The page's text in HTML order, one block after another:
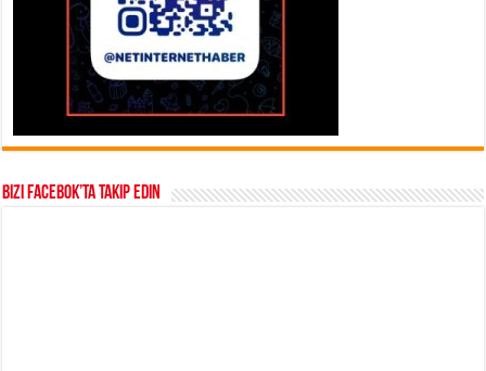
Bizi Facebok’ta takip edin